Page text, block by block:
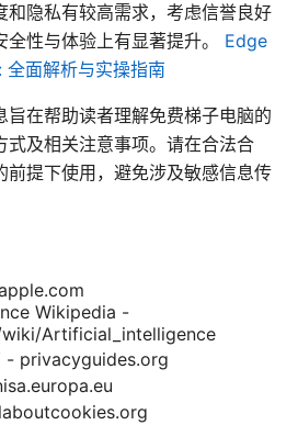
和隐私有较高需求，考虑信誉良好
性与体验上有显著提升。 Edge
面解析与实操指南
旨在帮助读者理解免费梯子电脑的
式及相关注意事项。请在合法合
前提下使用，避免涉及敏感信息传
Wikipedia -
Artificial_intelligence
- privacyguides.org